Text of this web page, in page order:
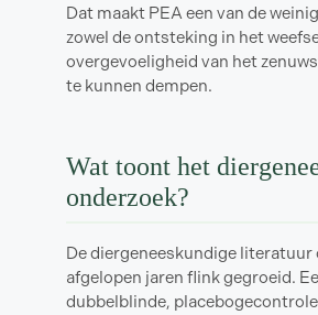
Dat maakt PEA een van de
zowel de ontsteking in het
overgevoeligheid van het
te kunnen dempen.
Wat toont het
onderzoek?
De diergeneeskundige literatuur
afgelopen jaren flink gegroeid.
dubbelblinde,